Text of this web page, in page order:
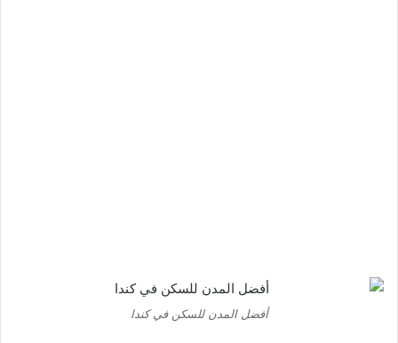
أفضل المدن للسكن في كندا